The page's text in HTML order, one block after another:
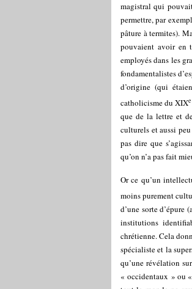
magistral qui
permettre, par
pâture à termites).
pouvaient avoir en
employés dans les
fondamentalistes
d’origine (qui
catholicisme du XIXe
que de la lettre et
culturels et aussi
pas dire que
qu’on n’a pas fait
Or ce qu’un
moins purement
d’une sorte
institutions
chrétienne. Cela
spécialiste et la
qu’une révélation
« occidentaux » ou